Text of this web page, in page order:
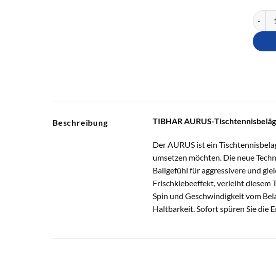
Beschreibung TIBHAR AURUS-
Der AURUS ist ein
umsetzen möchten. Die neue
Ballgefühl für aggressivere und
Frischklebeeffekt, verleiht diesem
Spin und Geschwindigkeit vom
Haltbarkeit. Sofort spüren Sie die